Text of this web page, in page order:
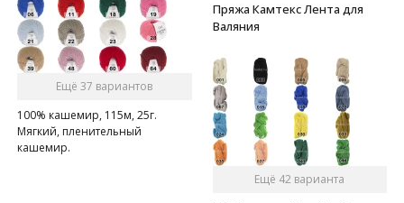
Ещё 37 вариантов
100% кашемир, 115м, 25г.
Мягкий, пленительный
кашемир.
Пряжа Камтекс Лента для
Валяния
Ещё 42 варианта